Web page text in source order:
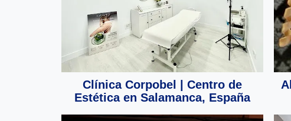
Clínica Corpobel | Centro de
Estética en Salamanca, España